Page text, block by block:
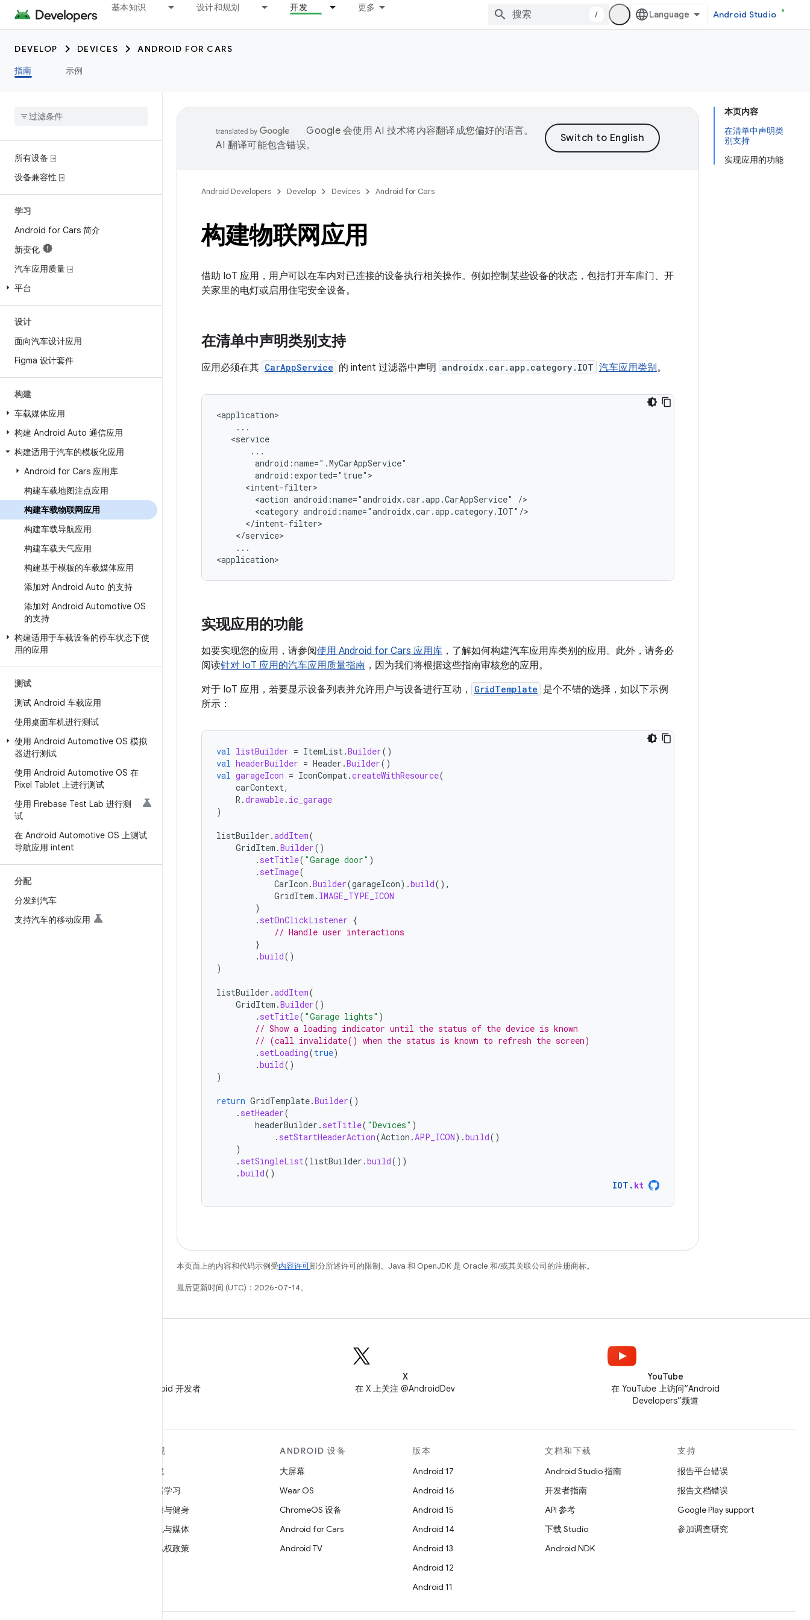
基本知识 设计和规划 开发 更多
/ Android Studio
DEVELOP DEVICES
ANDROID FOR CARS
指南
示例
所有设备 ⍈
设备兼容性 ⍈
学习
Android for Cars 简介
新变化
汽车应用质量 ⍈
平台
设计
面向汽车设计应用
Figma 设计套件
构建
车载媒体应用
构建 Android Auto 通信应用
构建适用于汽车的模板化应用
Android for Cars 应用库
构建车载地图注点应用
构建车载物联网应用
构建车载导航应用
构建车载天气应用
构建基于模板的车载媒体应用
添加对 Android Auto 的支持
添加对 Android Automotive OS
的支持
构建适用于车载设备的停车状态下使
用的应用
测试
测试 Android 车载应用
使用桌面车机进行测试
使用 Android Automotive OS 模拟
器进行测试
使用 Android Automotive OS 在
Pixel Tablet 上进行测试
使用 Firebase Test Lab 进行测
试
在 Android Automotive OS 上测试
导航应用 intent
分配
分发到汽车
支持汽车的移动应用
本页内容
在清单中声明类
别支持
实现应用的功能
Google 会使用 AI 技术将内容翻译成您偏好的语言。
AI 翻译可能包含错误。
Android Developers Develop Devices Android for Cars
构建物联网应用
借助 IoT 应用，用户可以在车内对已连接的设备执行相关操作。例如控制某些设备的状态，包括打开车库门、开
关家里的电灯或启用住宅安全设备。
在清单中声明类别支持
应用必须在其 CarAppService 的 intent 过滤器中声明 androidx.car.app.category.IOT 汽车应用类别。
<action android:name="androidx.car.app.CarAppService"
<category
...
实现应用的功能
如要实现您的应用，请参阅使用 Android for Cars 应用库 ，了解如何构建汽车应用库类别的应用。此外，请务必
阅读针对 IoT 应用的汽车应用质量指南 ，因为我们将根据这些指南审核您的应用。
对于 IoT 应用，若要显示设备列表并允许用户与设备进行互动，
GridTemplate 是个不错的选择，如以下示例
所示：
val listBuilder = ItemList.Builder()
val headerBuilder = Header .Builder()
val garageIcon = IconCompat.createWithResource(
carContext,
R .drawable. ic_garage
)
listBuilder .addItem(
GridItem .Builder()
. setTitle( "Garage door" )
. setImage(
CarIcon .Builder(garageIcon).build(),
GridItem . IMAGE_TYPE_ICON
)
. setOnClickListener {
// Handle user interactions
}
.build()
)
listBuilder .addItem(
GridItem .Builder()
. setTitle( "Garage lights" )
// Show a loading indicator until the status of the device is known
// (call invalidate() when the status is known to refresh the screen)
. setLoading(true)
.build()
)
return GridTemplate.Builder()
. setHeader(
headerBuilder . setTitle( "Devices" )
. setStartHeaderAction(Action .APP_ICON).build()
)
. setSingleList(listBuilder .build())
.build()
IOT . kt
本页面上的内容和代码示例受内容许可部分所述许可的限制。Java 和 OpenJDK 是 Oracle 和/或其关联公司的注册商标。
最后更新时间 (UTC)：2026-07-14。
在微信中关注 Android 开发者
X
在 X 上关注 @AndroidDev
YouTube
在 YouTube 上访问“Android
Developers”频道
发现
游戏
机器学习
健康与健身
相机与媒体
隐私权政策
ANDROID 设备
大屏幕
Wear OS
ChromeOS 设备
Android for Cars
Android TV
版本
Android 17
Android 16
Android 15
Android 14
Android 13
Android 12
Android 11
文档和下载
Android Studio 指南
开发者指南
API 参考
下载 Studio
Android NDK
支持
报告平台错误
报告文档错误
Google Play support
参加调查研究